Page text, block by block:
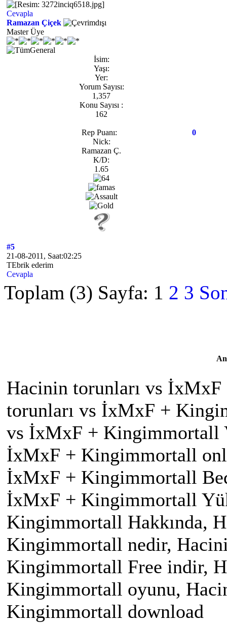
Cevapla
Ramazan Çiçek
Master Üye
İsim:
Yaşı:
Yer:
Yorum Sayısı:
1,357
Konu Sayısı :
162
Rep Puanı:
0
Nick:
Ramazan Ç.
K/D:
1.65
#5
21-08-2011, Saat:02:25
TEbrik ederim
Cevapla
Toplam (3) Sayfa: 1 2 3
Hacinin torunları vs
torunları vs İxMxF +
vs İxMxF + Kingimmortall
İxMxF + Kingimmortall
İxMxF + Kingimmortall
İxMxF + Kingimmortall
Kingimmortall Hakkında,
Kingimmortall nedir,
Kingimmortall Free indir,
Kingimmortall oyunu,
Kingimmortall download